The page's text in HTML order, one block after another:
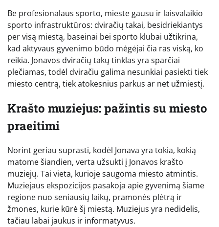
Be profesionalaus sporto, mieste gausu ir laisvalaikio
sporto infrastruktūros: dviračių takai, besidriekiantys
per visą miestą, baseinai bei sporto klubai užtikrina,
kad aktyvaus gyvenimo būdo mėgėjai čia ras viską, ko
reikia. Jonavos dviračių takų tinklas yra sparčiai
plečiamas, todėl dviračiu galima nesunkiai pasiekti tiek
miesto centrą, tiek atokesnius parkus ar net užmiestį.
Krašto muziejus: pažintis su miesto
praeitimi
Norint geriau suprasti, kodėl Jonava yra tokia, kokią
matome šiandien, verta užsukti į Jonavos krašto
muziejų. Tai vieta, kurioje saugoma miesto atmintis.
Muziejaus ekspozicijos pasakoja apie gyvenimą šiame
regione nuo seniausių laikų, pramonės plėtrą ir
žmones, kurie kūrė šį miestą. Muziejus yra nedidelis,
tačiau labai jaukus ir informatyvus.